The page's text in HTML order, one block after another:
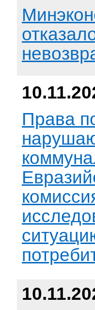
Права